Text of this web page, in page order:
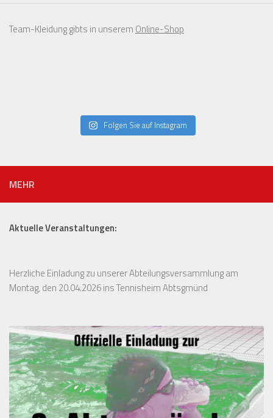
Team-Kleidung gibts in unserem Online-Shop
Folgen Sie auf Instagram
MEHR
Aktuelle Veranstaltungen:
Herzliche Einladung zu unserer Abteilungsversammlung am
Montag, den 20.04.2026 ins Tennisheim Abtsgmünd